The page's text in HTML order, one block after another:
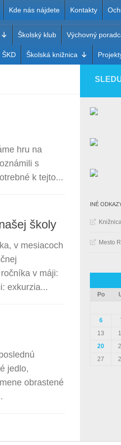
Kde nás nájdete Kontakty
Sobota
Školský klub Výchovný
ŠKD Školská knižnica
hru na
s
k tejto...
školy
v mesiacoch
v máji:
exkurzia...
jedlo,
obrastené
INÉ
Mesto
Po
6
13
20
27